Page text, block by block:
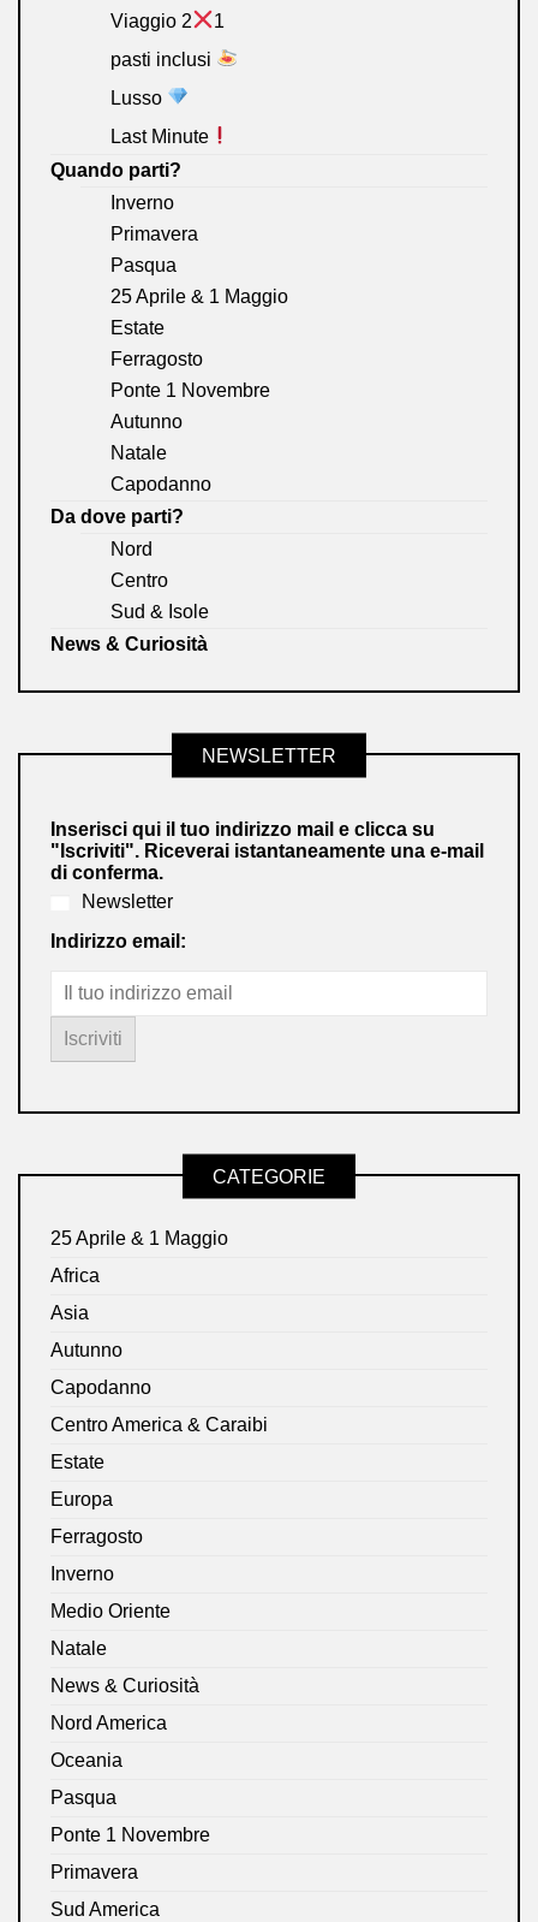
Viaggio 2
1
pasti inclusi
Lusso
Last Minute
Quando parti?
Inverno
Primavera
Pasqua
25 Aprile & 1 Maggio
Estate
Ferragosto
Ponte 1 Novembre
Autunno
Natale
Capodanno
Da dove parti?
Nord
Centro
Sud & Isole
News & Curiosità
NEWSLETTER
Inserisci qui il tuo indirizzo mail e clicca su
"Iscriviti". Riceverai istantaneamente una e-mail
di conferma.
Newsletter
Indirizzo email:
CATEGORIE
25 Aprile & 1 Maggio
Africa
Asia
Autunno
Capodanno
Centro America & Caraibi
Estate
Europa
Ferragosto
Inverno
Medio Oriente
Natale
News & Curiosità
Nord America
Oceania
Pasqua
Ponte 1 Novembre
Primavera
Sud America